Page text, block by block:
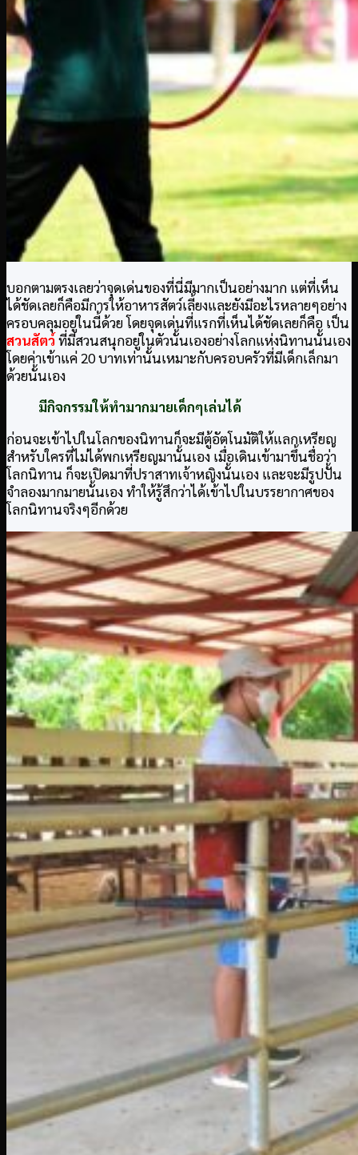
บอกตามตรงเลยว่าจุดเด่นของที่นี่มีมากเป็นอย่างมาก แต่ที่เห็น
ได้ชัดเลยก็คือมีการให้อาหารสัตว์เลี้ยงและยังมีอะไรหลายๆอย่าง
ครอบคลุมอยู่ในนี้ด้วย โดยจุดเด่นที่แรกที่เห็นได้ชัดเลยก็คือ เป็น
สวนสัตว์ที่มีสวนสนุกอยู่ในตัวนั้นเองอย่างโลกแห่งนิทานนั้นเอง
โดยค่าเข้าแค่ 20 บาทเท่านั้นเหมาะกับครอบครัวที่มีเด็กเล็กมา
ด้วยนั้นเอง
มีกิจกรรมให้ทำมากมายเด็กๆเล่นได้
ก่อนจะเข้าไปในโลกของนิทานก็จะมีตู้อัตโนมัติให้แลกเหรียญ
สำหรับใครที่ไม่ได้พกเหรียญมานั้นเอง เมื่อเดินเข้ามาขึ้นชื่อว่า
โลกนิทาน ก็จะเปิดมาที่ปราสาทเจ้าหญิงนั้นเอง และจะมีรูปปั้น
จำลองมากมายนั้นเอง ทำให้รู้สึกว่าได้เข้าไปในบรรยากาศของ
โลกนิทานจริงๆอีกด้วย